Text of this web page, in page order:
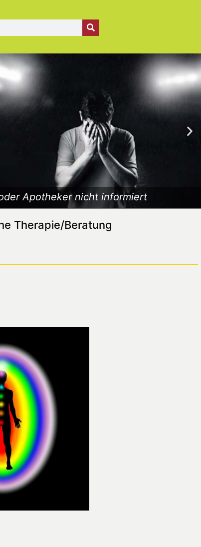
Therapie/Beratung